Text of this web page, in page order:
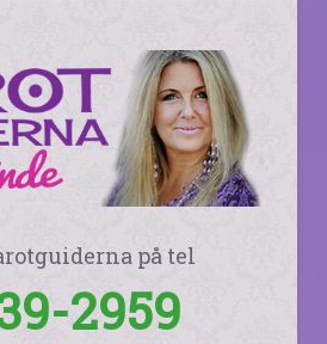
på tel
2959